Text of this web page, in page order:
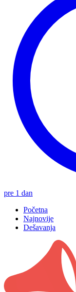
pre 1 dan
Početna
Najnovije
Dešavanja